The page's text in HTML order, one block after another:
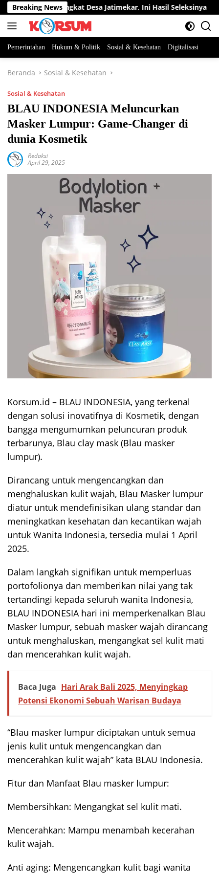
Langsung
ke
konten
Breaking News
Perangkat Desa Jatimekar, Ini Hasil Seleksinya
Pemerintahan Hukum & Politik Sosial & Kesehatan Digitalisasi
Beranda Sosial & Kesehatan
Sosial & Kesehatan
BLAU INDONESIA Meluncurkan
Masker Lumpur: Game-Changer di
dunia Kosmetik
Redaksi
April 29, 2025
Korsum.id – BLAU INDONESIA, yang terkenal
dengan solusi inovatifnya di Kosmetik, dengan
bangga mengumumkan peluncuran produk
terbarunya, Blau clay mask (Blau masker
lumpur).
Dirancang untuk mengencangkan dan
menghaluskan kulit wajah, Blau Masker lumpur
diatur untuk mendefinisikan ulang standar dan
meningkatkan kesehatan dan kecantikan wajah
untuk Wanita Indonesia, tersedia mulai 1 April
2025.
Dalam langkah signifikan untuk memperluas
portofolionya dan memberikan nilai yang tak
tertandingi kepada seluruh wanita Indonesia,
BLAU INDONESIA hari ini memperkenalkan Blau
Masker lumpur, sebuah masker wajah dirancang
untuk menghaluskan, mengangkat sel kulit mati
dan mencerahkan kulit wajah.
Baca Juga Hari Arak Bali 2025, Menyingkap
Potensi Ekonomi Sebuah Warisan Budaya
“Blau masker lumpur diciptakan untuk semua
jenis kulit untuk mengencangkan dan
mencerahkan kulit wajah” kata BLAU Indonesia.
Fitur dan Manfaat Blau masker lumpur:
Membersihkan: Mengangkat sel kulit mati.
Mencerahkan: Mampu menambah kecerahan
kulit wajah.
Anti aging: Mengencangkan kulit bagi wanita